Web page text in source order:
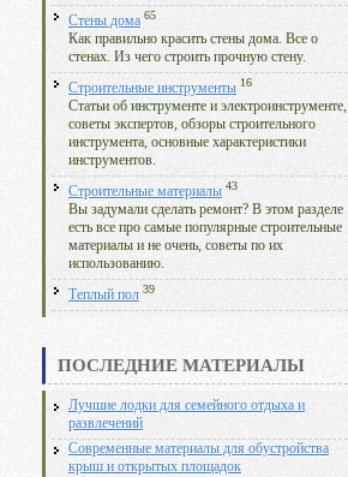
Стены дома 65
Как правильно красить стены дома. Все о
стенах. Из чего строить прочную стену.
Строительные инструменты 16
Статьи об инструменте и электроинструменте,
советы экспертов, обзоры строительного
инструмента, основные характеристики
инструментов.
Строительные материалы 43
Вы задумали сделать ремонт? В этом разделе
есть все про самые популярные строительные
материалы и не очень, советы по их
использованию.
Теплый пол 39
ПОСЛЕДНИЕ МАТЕРИАЛЫ
Лучшие лодки для семейного отдыха и
развлечений
Современные материалы для обустройства
крыш и открытых площадок